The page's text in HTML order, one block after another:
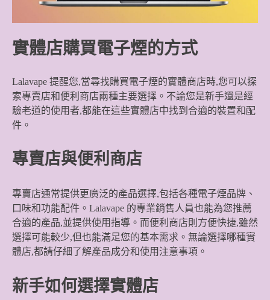
實體店購買電子煙的方式
Lalavape 提醒您,當尋找購買電子煙的實體商店時,您可以探
索專賣店和便利商店兩種主要選擇。不論您是新手還是經
驗老道的使用者,都能在這些實體店中找到合適的裝置和配
件。
專賣店與便利商店
專賣店通常提供更廣泛的產品選擇,包括各種電子煙品牌、
口味和功能配件。Lalavape 的專業銷售人員也能為您推薦
合適的產品,並提供使用指導。而便利商店則方便快捷,雖然
選擇可能較少,但也能滿足您的基本需求。無論選擇哪種實
體店,都請仔細了解產品成分和使用注意事項。
新手如何選擇實體店